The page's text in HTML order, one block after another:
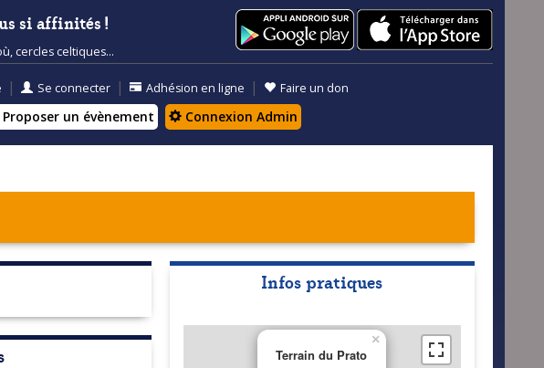
si affinités !
cercles celtiques...
| Se connecter | Adhésion en ligne | Faire un don
Proposer un évènement Connexion Admin
Infos pratiques
Terrain du Prato
×